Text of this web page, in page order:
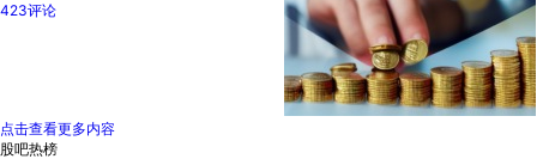
423评论
点击查看更多内容
股吧热榜